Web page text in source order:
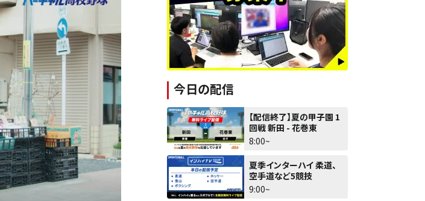
今日の配信
【配信終了】夏の甲子園 1
回戦 新田 - 花巻東
8:00~
夏季インターハイ 柔道、
空手道など5競技
9:00~